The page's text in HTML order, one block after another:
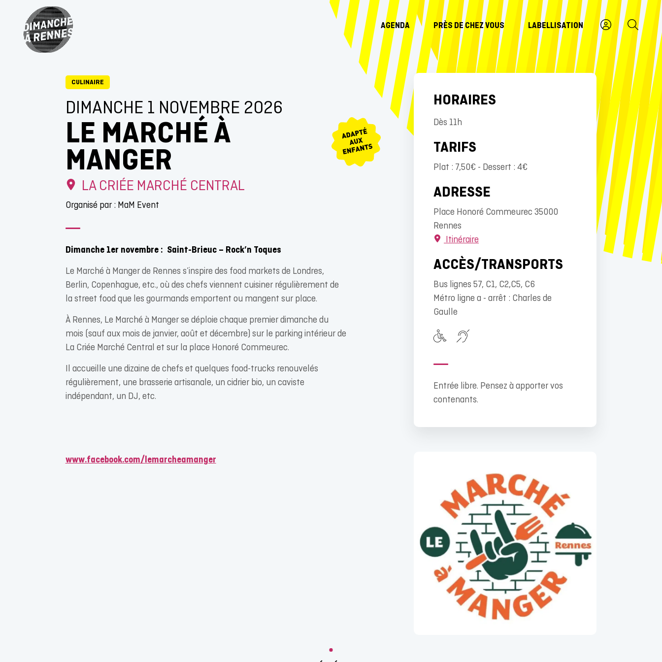
AGENDA PRÈS DE CHEZ VOUS LABELLISATION
CULINAIRE
DIMANCHE 1 NOVEMBRE 2026
LE MARCHÉ À
MANGER
LA CRIÉE MARCHÉ CENTRAL
Organisé par : MaM Event
Dimanche 1er novembre : Saint-Brieuc – Rock’n Toques
Le Marché à Manger de Rennes s’inspire des food markets de Londres,
Berlin, Copenhague, etc., où des chefs viennent cuisiner régulièrement de
la street food que les gourmands emportent ou mangent sur place.
À Rennes, Le Marché à Manger se déploie chaque premier dimanche du
mois (sauf aux mois de janvier, août et décembre) sur le parking intérieur de
La Criée Marché Central et sur la place Honoré Commeurec.
Il accueille une dizaine de chefs et quelques food-trucks renouvelés
régulièrement, une brasserie artisanale, un cidrier bio, un caviste
indépendant, un DJ, etc.
www.facebook.com/lemarcheamanger
HORAIRES
Dès 11h
TARIFS
Plat : 7,50€ - Dessert : 4€
ADRESSE
Place Honoré Commeurec 35000
Rennes
Itinéraire
ACCÈS/TRANSPORTS
Bus lignes 57, C1, C2,C5, C6
Métro ligne a - arrêt : Charles de
Gaulle
Entrée libre. Pensez à apporter vos
contenants.